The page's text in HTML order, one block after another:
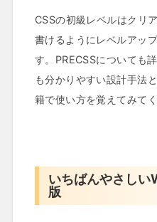
CSSの初級レベルはクリ
書けるようにレベルアッ
す。PRECSSについても
も分かりやすい設計手法
籍で使い方を覚えてみてく
いちばんやさし
版